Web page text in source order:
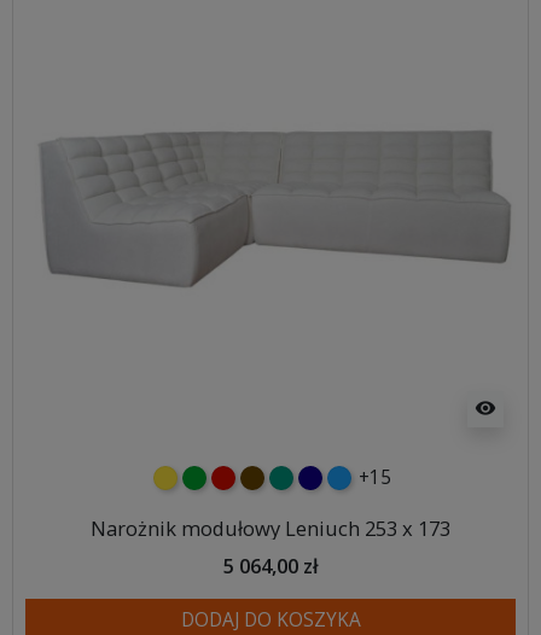
visibility
żółtyzielonyczerwony
czekoladowy
turkusowy
granatowy
niebieski
+15
Narożnik modułowy Leniuch 253 x 173
5 064,00 zł
DODAJ DO KOSZYKA